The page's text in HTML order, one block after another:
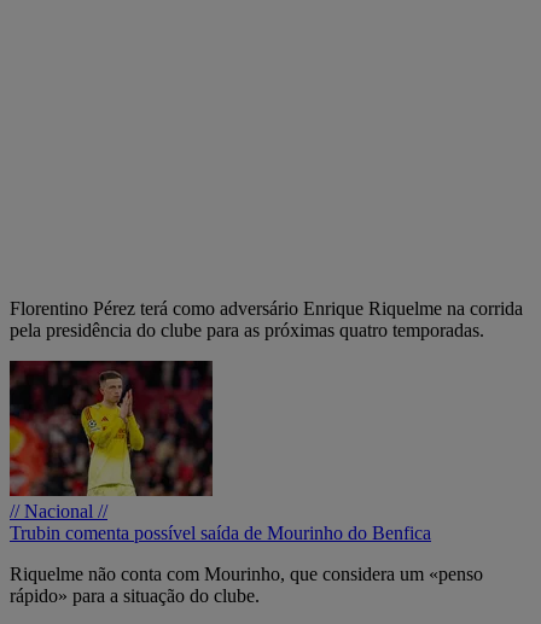
Florentino Pérez terá como adversário Enrique Riquelme na corrida
pela presidência do clube para as próximas quatro temporadas.
// Nacional //
Trubin comenta possível saída de Mourinho do Benfica
Riquelme não conta com Mourinho, que considera um «penso
rápido» para a situação do clube.